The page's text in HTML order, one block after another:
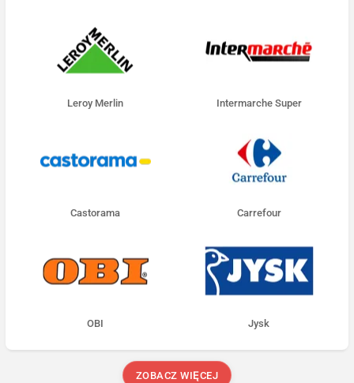
Leroy Merlin Intermarche Super
Castorama Carrefour
OBI Jysk
ZOBACZ WIĘCEJ